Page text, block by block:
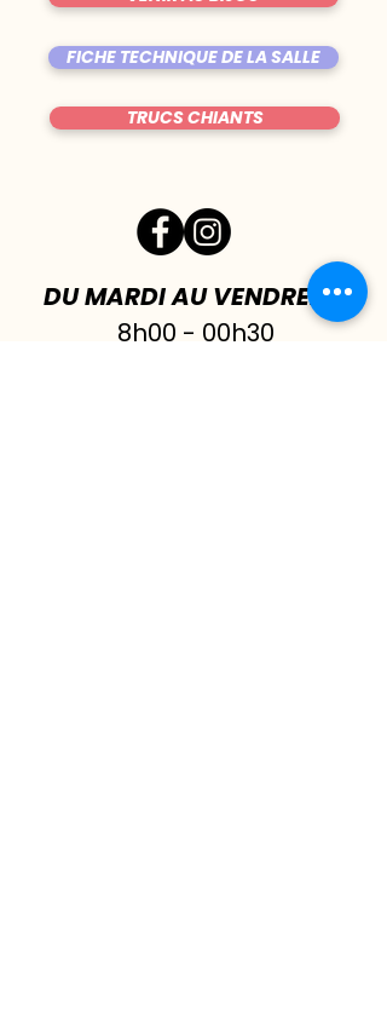
FICHE TECHNIQUE DE LA SALLE
TRUCS CHIANTS
DU MARDI AU VENDREDI|
8h00 - 00h30